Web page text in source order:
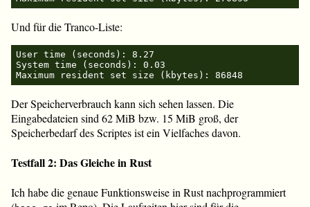
Und für die Tranco-Liste:
User time (seconds): 8.27
System time (seconds): 0.03
Der Speicherverbrauch kann sich sehen lassen. Die
Eingabedateien sind 62 MiB bzw. 15 MiB groß, der
Speicherbedarf des Scriptes ist ein Vielfaches davon.
Testfall 2: Das Gleiche in Rust
Ich habe die genaue Funktionsweise in Rust nachprogrammiert